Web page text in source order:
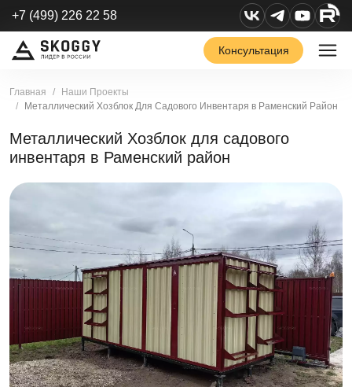
+7 (499) 226 22 58
Консультация
Главная
Наши Проекты
Металлический Хозблок Для Садового Инвентаря в Раменский Район
Металлический Хозблок для садового
инвентаря в Раменский район